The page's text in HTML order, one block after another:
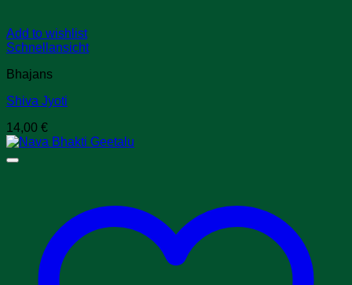
Add to wishlist
Schnellansicht
Bhajans
Shiva Jyoti
14,00 €